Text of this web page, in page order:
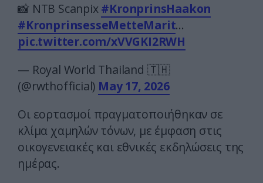
📸 NTB Scanpix#KronprinsHaakon
#KronprinsesseMetteMarit…
pic.twitter.com/xVVGKI2RWH
— Royal World Thailand 🇹🇭
(@rwthofficial) May 17, 2026
Οι εορτασμοί πραγματοποιήθηκαν σε
κλίμα χαμηλών τόνων, με έμφαση στις
οικογενειακές και εθνικές εκδηλώσεις της
ημέρας.